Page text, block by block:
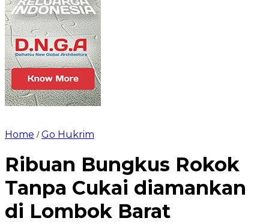
Home /Go Hukrim
Ribuan Bungkus Rokok
Tanpa Cukai diamankan
di Lombok Barat